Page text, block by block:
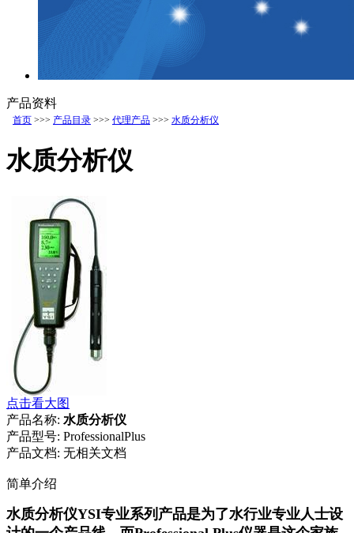
产品资料
首页 >>> 产品目录 >>> 代理产品 >>> 水质分析仪
水质分析仪
点击看大图
产品名称: 水质分析仪
产品型号: ProfessionalPlus
产品文档: 无相关文档
简单介绍
水质分析仪YSI专业系列产品是为了水行业专业人士设